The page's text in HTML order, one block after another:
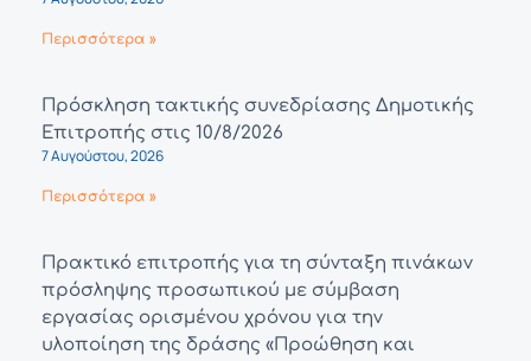
Περισσότερα »
Πρόσκληση τακτικής συνεδρίασης Δημοτικής
Επιτροπής στις 10/8/2026
7 Αυγούστου, 2026
Περισσότερα »
Πρακτικό επιτροπής για τη σύνταξη πινάκων
πρόσληψης προσωπικού με σύμβαση
εργασίας ορισμένου χρόνου για την
υλοποίηση της δράσης «Προώθηση και